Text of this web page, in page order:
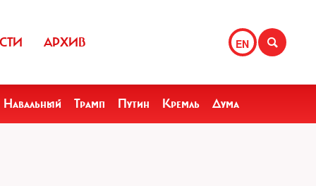
EN
АРХИВ
Навальный Трамп Путин Кремль Дума